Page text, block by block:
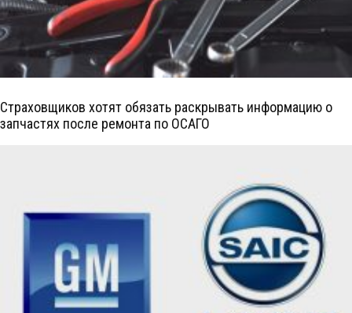
Страховщиков хотят обязать раскрывать информацию о
запчастях после ремонта по ОСАГО